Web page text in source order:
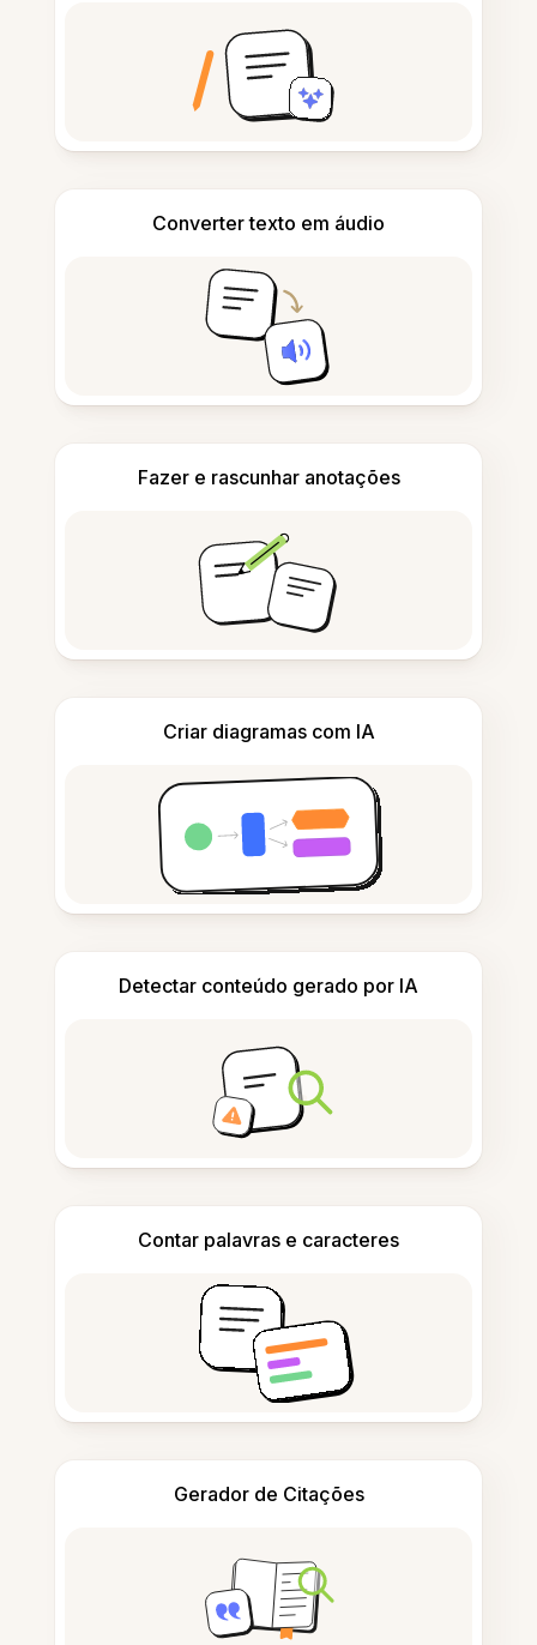
Converter texto em áudio
Fazer e rascunhar anotações
Criar diagramas com IA
Detectar conteúdo gerado por IA
Contar palavras e caracteres
Gerador de Citações